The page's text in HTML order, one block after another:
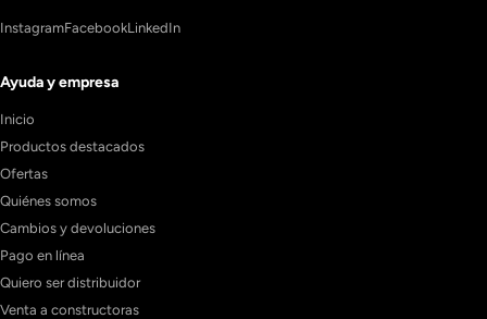
InstagramFacebookLinkedIn
Ayuda y empresa
Inicio
Productos destacados
Ofertas
Quiénes somos
Cambios y devoluciones
Pago en línea
Quiero ser distribuidor
Venta a constructoras